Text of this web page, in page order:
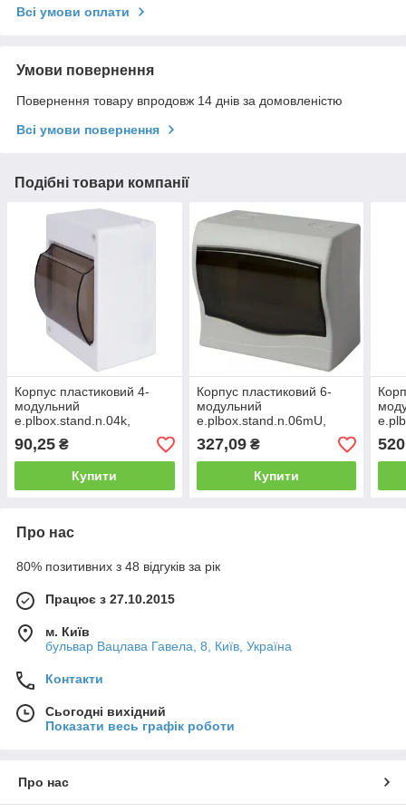
Всі умови оплати
Умови повернення
Повернення товару впродовж 14 днів за домовленістю
Всі умови повернення
Подібні товари компанії
Корпус пластиковий 4-
модульний
e.plbox.stand.n.04k,
навісний
90,25 ₴
Купити
Корпус пластиковий 6-
модульний
e.plbox.stand.n.06mU,
навісний Multusan
327,09₴
Купити
Про нас
80% позитивних з 48 відгуків за рік
Працює з 27.10.2015
м. Київ
бульвар Вацлава Гавела, 8, Київ, Україна
Контакти
Сьогодні вихідний
Показати весь графік роботи
Про нас